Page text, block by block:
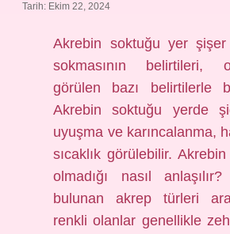
Tarih: Ekim 22, 2024
Akrebin soktuğu yer
sokmasının belirtileri,
görülen bazı belirtilerle
Akrebin soktuğu yerde
uyuşma ve karıncalanma,
sıcaklık görülebilir.
olmadığı nasıl
bulunan akrep türleri
renkli olanlar genellikle